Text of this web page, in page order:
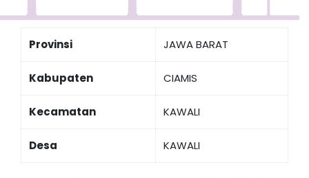
Provinsi JAWA BARAT
Kabupaten CIAMIS
Kecamatan KAWALI
Desa KAWALI